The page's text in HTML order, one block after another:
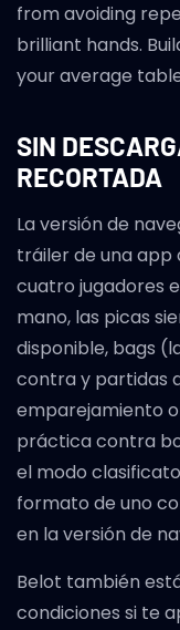
from avoiding
brilliant hands.
your average
SIN
RECORTADA
La versión de
tráiler de una app
cuatro jugadores
mano, las picas
disponible, bags
contra y partidas
emparejamiento
práctica contra
el modo
formato de uno
en la versión de
Belot también
condiciones si te